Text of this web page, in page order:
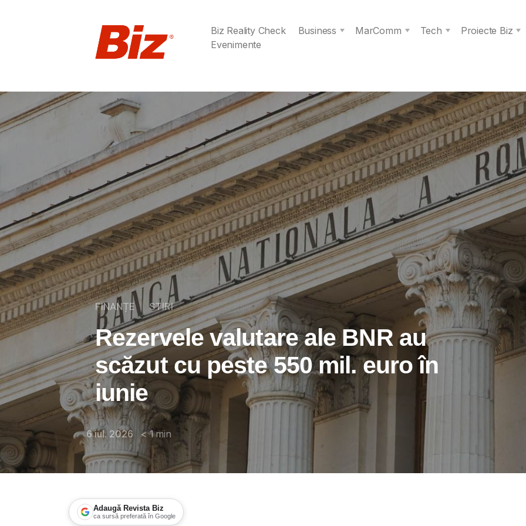
Biz Reality Check Business MarComm Tech
Proiecte Biz
Evenimente
FINANȚE STIRI
Rezervele valutare ale BNR au
scăzut cu peste 550 mil. euro în
iunie
6 iul. 2026 < 1min
Adaugă Revista Biz
ca sursă preferată în Google